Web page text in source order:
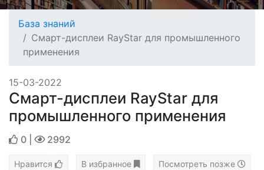
База знаний
Смарт-дисплеи RayStar для промышленного
применения
15-03-2022
Смарт-дисплеи RayStar для
промышленного применения
0 2992
Нравится В избранное Посмотреть позже